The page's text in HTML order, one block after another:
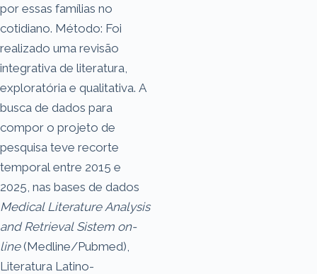
por essas famílias no
cotidiano. Método: Foi
realizado uma revisão
integrativa de literatura,
exploratória e qualitativa. A
busca de dados para
compor o projeto de
pesquisa teve recorte
temporal entre 2015 e
2025, nas bases de dados
Medical Literature Analysis
and Retrieval Sistem on-
line(Medline/Pubmed),
Literatura Latino-